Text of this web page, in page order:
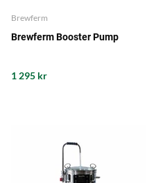
Brewferm
Brewferm Booster Pump
1 295 kr